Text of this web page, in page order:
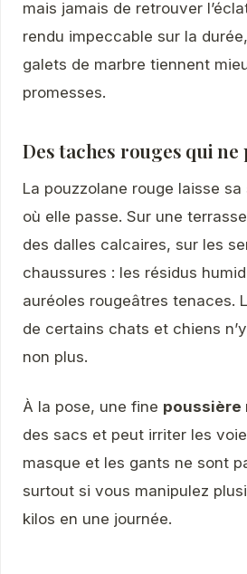
mais jamais de retrouver
rendu impeccable sur la
galets de marbre tiennent
promesses.
Des taches rouges qui
La pouzzolane rouge laisse
où elle passe. Sur une
des dalles calcaires, sur les
chaussures : les résidus
auréoles rougeâtres tenaces.
de certains chats et chiens
non plus.
À la pose, une fine poussière
des sacs et peut irriter les
masque et les gants ne sont
surtout si vous manipulez
kilos en une journée.